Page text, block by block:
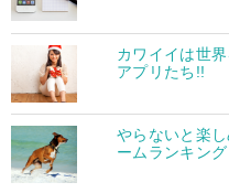
カワイイは世
アプリたち!!
やらないと楽
ームランキング